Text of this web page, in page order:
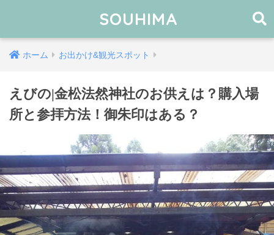
SOUHIMA
ホーム お出かけ&観光スポット
えびの|金松法然神社のお供えは？購入場
所と参拝方法！御朱印はある？